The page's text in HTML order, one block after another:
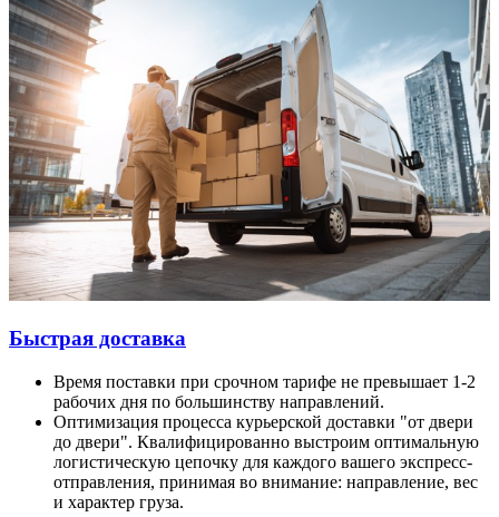
Быстрая доставка
Время поставки при срочном тарифе не превышает 1-2
рабочих дня по большинству направлений.
Оптимизация процесса курьерской доставки "от двери
до двери". Квалифицированно выстроим оптимальную
логистическую цепочку для каждого вашего экспресс-
отправления, принимая во внимание: направление, вес
и характер груза.